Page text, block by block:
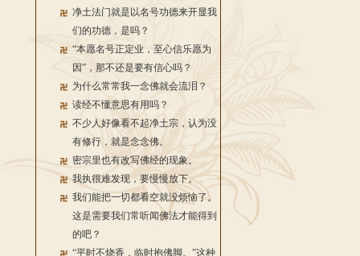
净土法门就是以名号功德来开显我
们的功德，是吗？
“本愿名号正定业，至心信乐愿为
因”，那不还是要有信心吗？
为什么常常我一念佛就会流泪？
读经不懂意思有用吗？
不少人好像看不起净土宗，认为没
有修行，就是念念佛。
密宗里也有改写佛经的现象。
我执很难发现，要慢慢放下。
我们能把一切都看空就没烦恼了。
这是需要我们常听闻佛法才能得到
的吧？
“平时不烧香，临时抱佛脚。”这种